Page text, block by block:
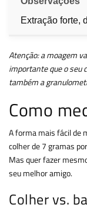
Extração forte,
Atenção: a moagem
importante que o seu
também a
Como
A forma mais fácil de
colher de 7 gramas
Mas quer fazer
seu melhor amigo.
Colher vs.